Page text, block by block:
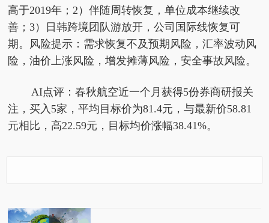
高于2019年；2）伴随周转恢复，单位成本继续改
善；3）日韩跨境团队游放开，公司国际线恢复可
期。风险提示：需求恢复不及预期风险，汇率波动风
险，油价上涨风险，增发摊薄风险，安全事故风险。
AI点评：春秋航空近一个月获得5份券商研报关
注，买入5家，平均目标价为81.4元，与最新价58.81
元相比，高22.59元，目标均价涨幅38.41%。
复Q2扭亏为盈